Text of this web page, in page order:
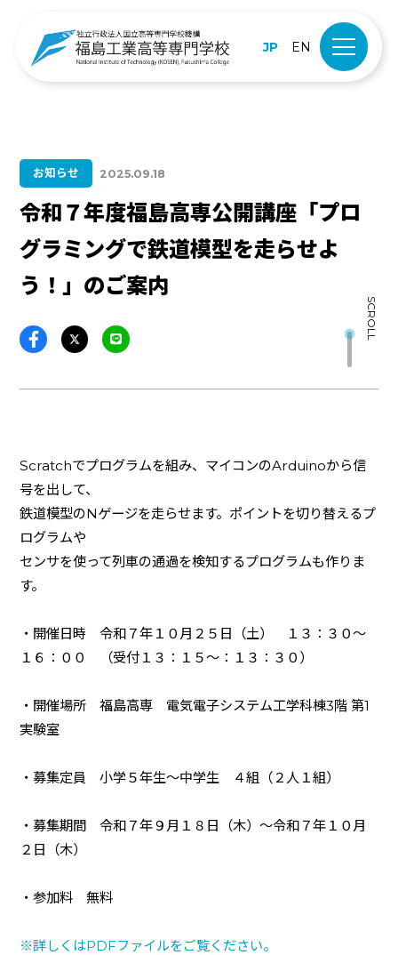
JP EN
お知らせ 2025.09.18
令和７年度福島高専公開講座「プロ
グラミングで鉄道模型を走らせよ
う！」のご案内
SCROLL
Scratchでプログラムを組み、マイコンのArduinoから信
号を出して、
鉄道模型のNゲージを走らせます。ポイントを切り替えるプ
ログラムや
センサを使って列車の通過を検知するプログラムも作りま
す。
・開催日時 令和７年１０月２５日（土） １３：３０～
１６：００ （受付１３：１５～：１３：３０）
・開催場所 福島高専 電気電子システム工学科棟3階 第1
実験室
・募集定員 小学５年生～中学生 ４組（２人１組）
・募集期間 令和７年９月１８日（木）～令和７年１０月
２日（木）
・参加料 無料
※詳しくはPDFファイルをご覧ください。